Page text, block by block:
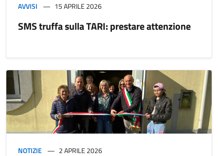
AVVISI 15 APRILE 2026
SMS truffa sulla TARI: prestare attenzione
NOTIZIE 2 APRILE 2026